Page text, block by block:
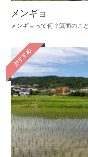
メンギョ
メンギョって何？箕面のこ
おすすめ